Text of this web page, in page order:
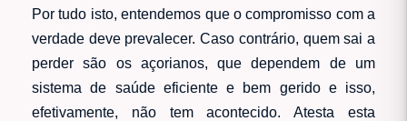
Por tudo isto, entendemos que o compromisso com a
verdade deve prevalecer. Caso contrário, quem sai a
perder são os açorianos, que dependem de um
sistema de saúde eficiente e bem gerido e isso,
efetivamente, não tem acontecido. Atesta esta